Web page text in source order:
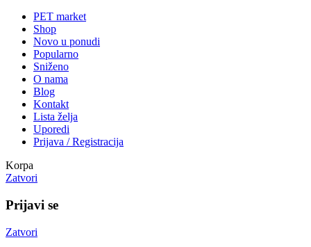
PET market
Shop
Novo u ponudi
Popularno
Sniženo
O nama
Blog
Kontakt
Lista želja
Uporedi
Prijava / Registracija
Korpa
Zatvori
Prijavi se
Zatvori